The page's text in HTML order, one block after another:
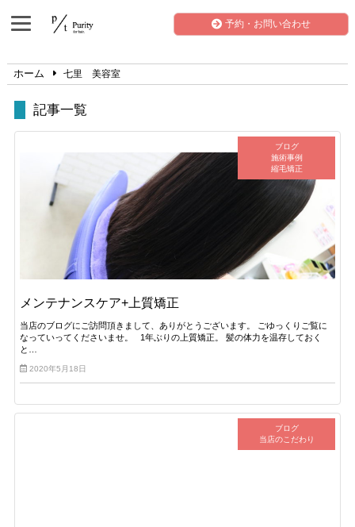
予約・お問い合わせ
ホーム 七里 美容室
記事一覧
ブログ
施術事例
縮毛矯正
メンテナンスケア+上質矯正
当店のブログにご訪問頂きまして、ありがとうございます。 ごゆっくりご覧に
なっていってくださいませ。 1年ぶりの上質矯正。 髪の体力を温存しておく
と…
2020年5月18日
ブログ
当店のこだわり